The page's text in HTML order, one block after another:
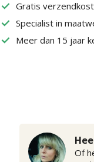
Gratis
Specialist in
Meer dan 15 jaar
Of